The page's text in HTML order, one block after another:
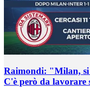
Raimondi: "Milan, si
C'è però da